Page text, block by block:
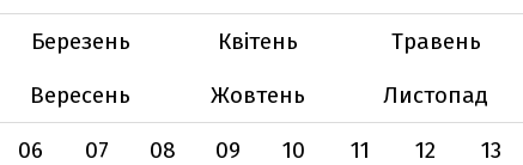
Березень Квітень
Травень
Вересень Жовтень
Листопад
06 07 08 09 10 11 12
13